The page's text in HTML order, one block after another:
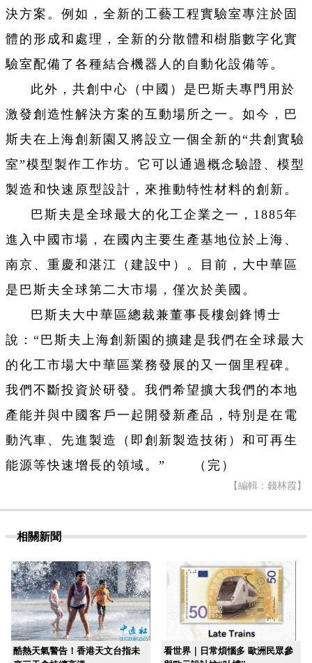
決方案。例如，全新的工藝工程實驗室專注於固
體的形成和處理，全新的分散體和樹脂數字化實
驗室配備了各種結合機器人的自動化設備等。
此外，共創中心（中國）是巴斯夫專門用於
激發創造性解決方案的互動場所之一。如今，巴
斯夫在上海創新園又將設立一個全新的“共創實驗
室”模型製作工作坊。它可以通過概念驗證、模型
製造和快速原型設計，來推動特性材料的創新。
巴斯夫是全球最大的化工企業之一，1885年
進入中國市場，在國內主要生產基地位於上海、
南京、重慶和湛江（建設中）。目前，大中華區
是巴斯夫全球第二大市場，僅次於美國。
巴斯夫大中華區總裁兼董事長樓劍鋒博士
說：“巴斯夫上海創新園的擴建是我們在全球最大
的化工市場大中華區業務發展的又一個里程碑。
我們不斷投資於研發。我們希望擴大我們的本地
產能并與中國客戶一起開發新產品，特別是在電
動汽車、先進製造（即創新製造技術）和可再生
能源等快速增長的領域。” （完）
【編輯：錢林霞】
相關新聞
酷熱天氣警告！香港天文台指未
看世界｜日常煩惱多 歐洲民眾參